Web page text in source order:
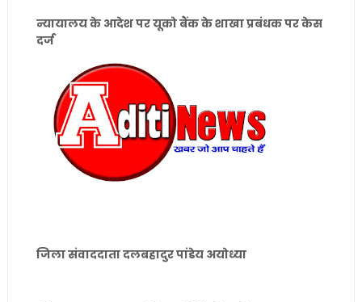
न्यायालय के आदेश पर यूको बैंक के शाखा प्रबंधक पर केस
दर्ज
जिला संवाददाता दलबहादुर पांडेय अयोध्या